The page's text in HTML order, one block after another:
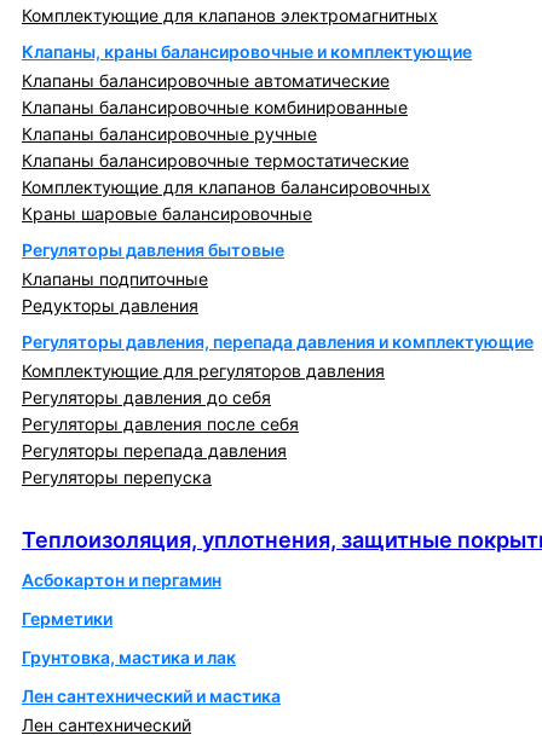
Комплектующие для клапанов электромагнитных
Клапаны, краны балансировочные и комплектующие
Клапаны балансировочные автоматические
Клапаны балансировочные комбинированные
Клапаны балансировочные ручные
Клапаны балансировочные термостатические
Комплектующие для клапанов балансировочных
Краны шаровые балансировочные
Регуляторы давления бытовые
Клапаны подпиточные
Редукторы давления
Регуляторы давления, перепада давления и комплектующие
Комплектующие для регуляторов давления
Регуляторы давления до себя
Регуляторы давления после себя
Регуляторы перепада давления
Регуляторы перепуска
Теплоизоляция, уплотнения, защитные
Асбокартон и пергамин
Герметики
Грунтовка, мастика и лак
Лен сантехнический и мастика
Лен сантехнический